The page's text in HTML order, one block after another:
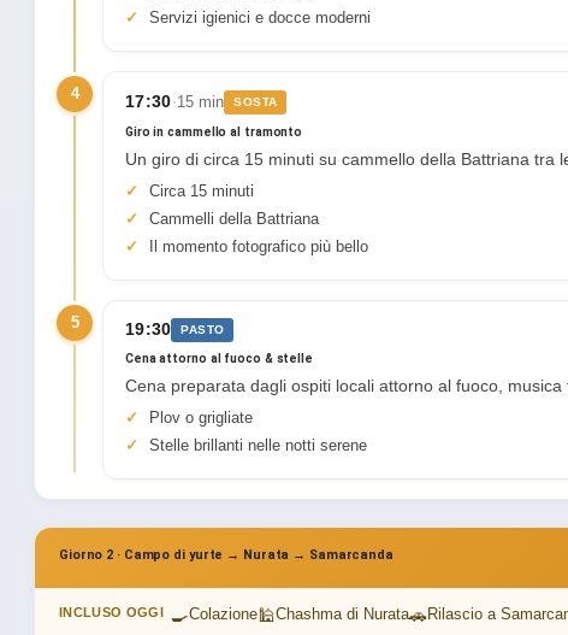
Servizi igienici e docce moderni
4 17:30· 15 min SOSTA
Giro in cammello al tramonto
Un giro di circa 15 minuti su cammello della Battriana
Circa 15 minuti
Cammelli della Battriana
Il momento fotografico più bello
5 19:30 PASTO
Cena attorno al fuoco & stelle
Cena preparata dagli ospiti locali attorno al fuoco,
Plov o grigliate
Stelle brillanti nelle notti serene
Giorno 2 · Campo di yurte → Nurata → Samarcanda
INCLUSO OGGI 🍳Colazione🕌Chashma di Nurata🚗 Rilascio a